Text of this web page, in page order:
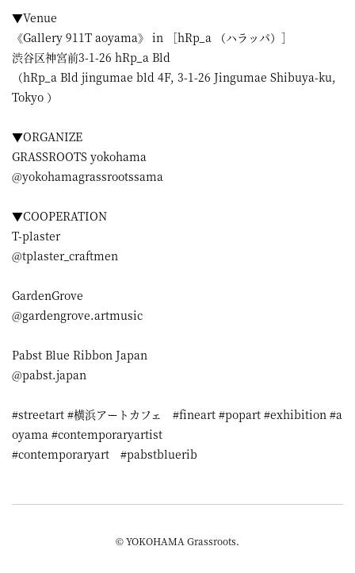
▼Venue
《Gallery 911T aoyama》 in ［hRp_a （ハラッパ）］
渋谷区神宮前3-1-26 hRp_a Bld
（hRp_a Bld jingumae bld 4F, 3-1-26 Jingumae Shibuya-ku,
Tokyo ）
▼ORGANIZE
GRASSROOTS yokohama
@yokohamagrassrootssama
▼COOPERATION
T-plaster
@tplaster_craftmen
GardenGrove
@gardengrove.artmusic
Pabst Blue Ribbon Japan
@pabst.japan
#streetart #横浜アートカフェ #fineart #popart #exhibition #a
oyama #contemporaryartist
#contemporaryart #pabstbluerib
© YOKOHAMA Grassroots.